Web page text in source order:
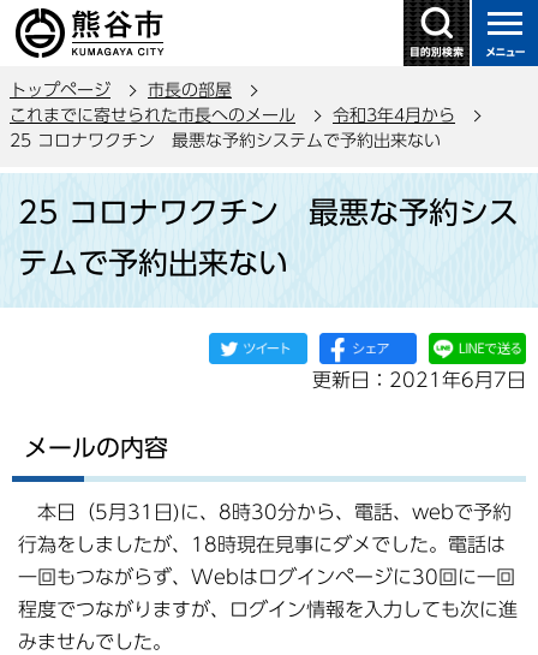
の
ー
ジ
トップページ
市長の部屋
これまでに寄せられた市長へのメール
令和3年4月から
25 コロナワクチン 最悪な予約システムで予約出来ない
か
25 コロナワクチン 最悪な予約シス
テムで予約出来ない
更新日：2021年6月7日
メールの内容
本日（5月31日)に、8時30分から、電話、webで予約
行為をしましたが、18時現在見事にダメでした。電話は
一回もつながらず、Webはログインページに30回に一回
程度でつながりますが、ログイン情報を入力しても次に進
みませんでした。